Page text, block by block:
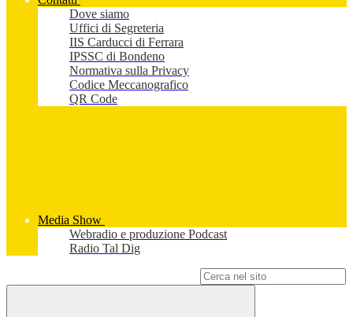
Dove siamo
Uffici di Segreteria
IIS Carducci di Ferrara
IPSSC di Bondeno
Normativa sulla Privacy
Codice Meccanografico
QR Code
Media Show
Webradio e produzione Podcast
Radio Tal Dig